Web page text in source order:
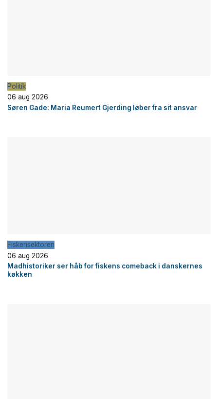
Politik
06 aug 2026
Søren Gade: Maria Reumert Gjerding løber fra sit ansvar
Fiskerisektoren
06 aug 2026
Madhistoriker ser håb for fiskens comeback i danskernes
køkken